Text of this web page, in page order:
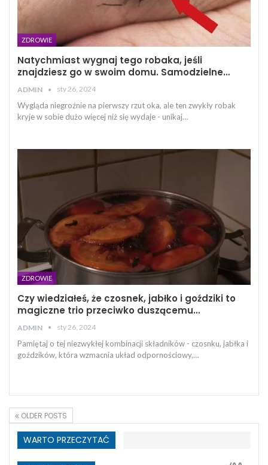
ZDROWIE
Natychmiast wygnaj tego robaka, jeśli
znajdziesz go w swoim domu. Samodzielne…
ADMIN sty 26, 2024
Wygląda niegroźnie na pierwszy rzut oka, ale ten zwykły robak
kryje w sobie dużo więcej niż się wydaje - unikaj…
ZDROWIE
Czy wiedziałeś, że czosnek, jabłko i goździki to
magiczne trio przeciwko duszącemu…
ADMIN sty 26, 2024
Pamiętaj o tej niezwykłej kombinacji składników - czosnku, jabłka i
goździków, która wzmacnia układ odpornościowy,…
OLDER POSTS
WARTO PRZECZYTAĆ